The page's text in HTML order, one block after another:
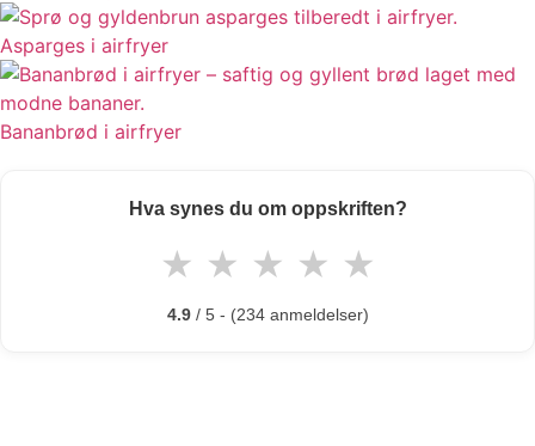
Asparges i airfryer
Bananbrød i airfryer
Hva synes du om oppskriften?
★ ★ ★ ★ ★
4.9/ 5 - (234 anmeldelser)